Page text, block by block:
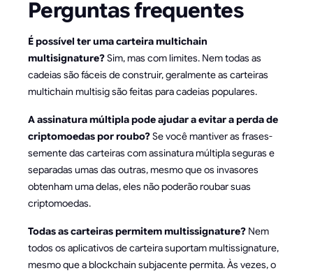
Perguntas frequentes
É possível ter uma carteira multichain
multisignature?Sim, mas com limites. Nem todas as
cadeias são fáceis de construir, geralmente as carteiras
multichain multisig são feitas para cadeias populares.
A assinatura múltipla pode ajudar a evitar a perda de
criptomoedas por roubo?Se você mantiver as frases-
semente das carteiras com assinatura múltipla seguras e
separadas umas das outras, mesmo que os invasores
obtenham uma delas, eles não poderão roubar suas
criptomoedas.
Todas as carteiras permitem multissignature? Nem
todos os aplicativos de carteira suportam multissignature,
mesmo que a blockchain subjacente permita. Às vezes, o